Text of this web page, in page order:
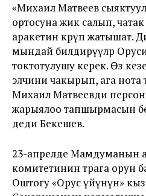
«Михаил Матвеев
ортосуна жик салып,
аракетин көрүп жатышат.
мындай билдирүүлөр
токтотулушу керек. Өз
элчини чакырып, ага
Михаил Матвеевди
жарыялоо тапшырмасын
деди Бекешев.
23-апрелде Мамдуманын
комитетинин төрага орун
Оштогу «Орус үйүнүн»